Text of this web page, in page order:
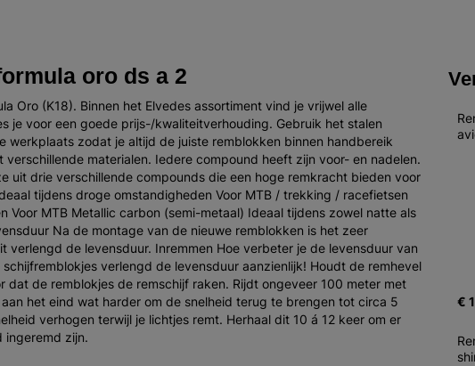
oro ds a 2
Oro (K18). Binnen het Elvedes assortiment vind je vrijwel alle
je voor een goede prijs-/kwaliteitverhouding. Gebruik het stalen
werkplaats zodat je altijd de juiste remblokken binnen handbereik
materialen. Iedere compound heeft zijn voor- en nadelen.
uit drie verschillende compounds die een hoge remkracht bieden voor
tijdens droge omstandigheden Voor MTB / trekking / racefietsen
Voor MTB Metallic carbon (semi-metaal) Ideaal tijdens zowel natte als
Na de montage van de nieuwe remblokken is het zeer
de levensduur. Inremmen Hoe verbeter je de levensduur van
verlengd de levensduur aanzienlijk! Houdt de remhevel
de remblokjes de remschijf raken. Rijdt ongeveer 100 meter met
het eind wat harder om de snelheid terug te brengen tot circa 5
verhogen terwijl je lichtjes remt. Herhaal dit 10 á 12 keer om er
ingeremd zijn.
€